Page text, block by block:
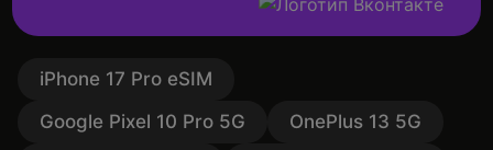
iPhone 17 Pro eSIM
Google Pixel 10 Pro 5G
OnePlus 13 5G